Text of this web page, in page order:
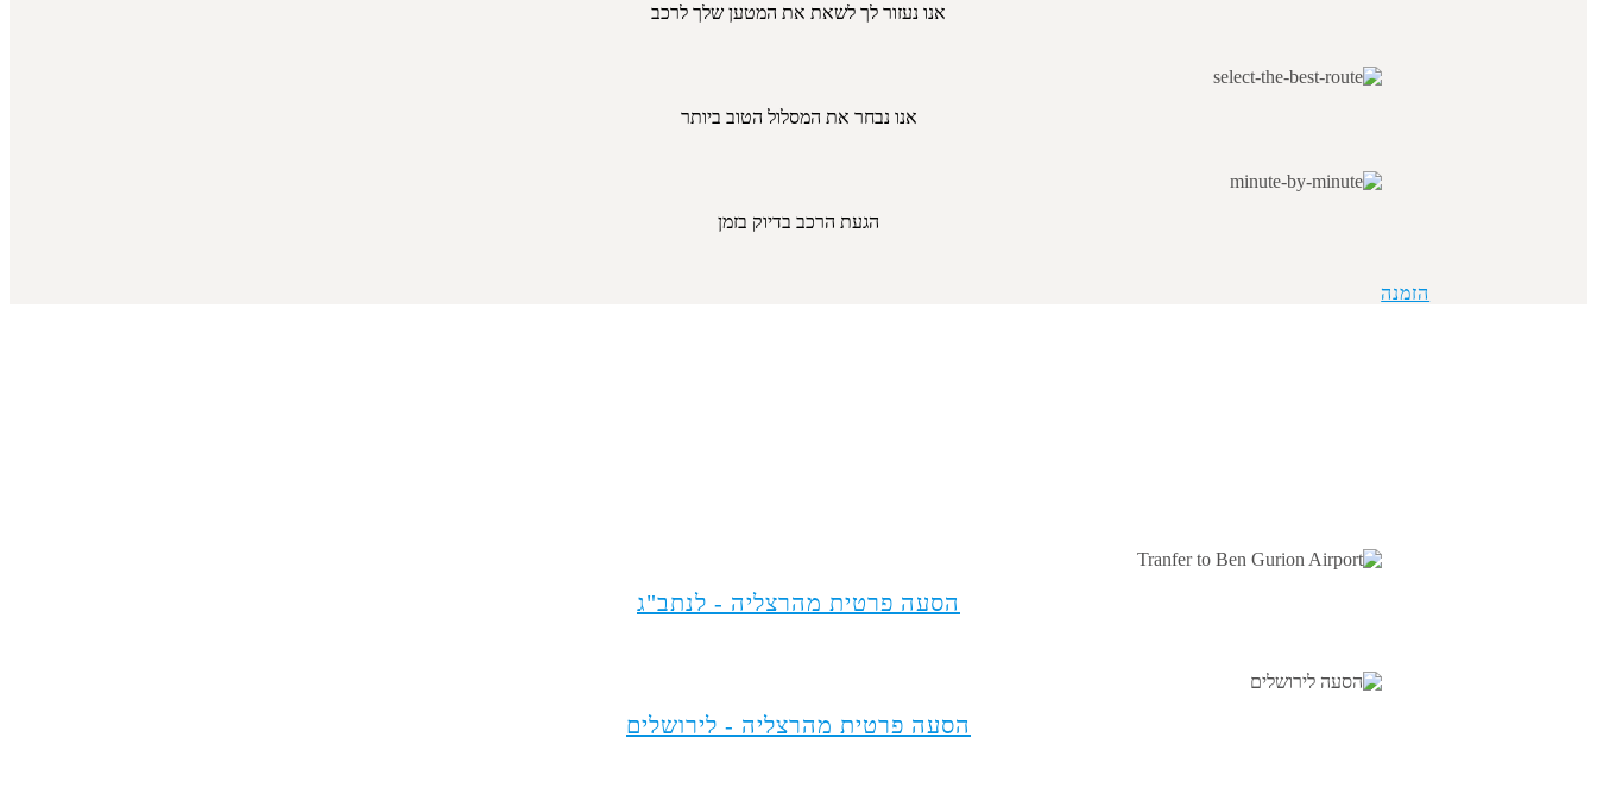
אנו נעזור לך לשאת את המטען שלך לרכב
אנו נבחר את המסלול הטוב ביותר
הגעת הרכב בדיוק בזמן
הזמנה
הסעה פרטית מהרצליה - לנתב"ג
הסעה פרטית מהרצליה - לירושלים